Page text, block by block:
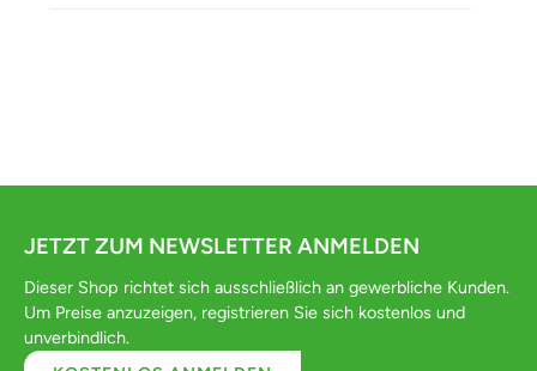
JETZT ZUM NEWSLETTER ANMELDEN
Dieser Shop richtet sich ausschließlich an gewerbliche Kunden.
Um Preise anzuzeigen, registrieren Sie sich kostenlos und
unverbindlich.